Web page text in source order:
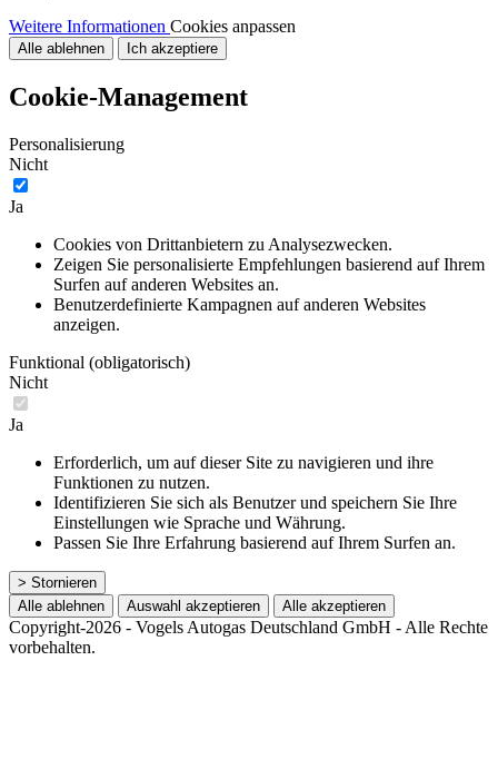
Weitere Informationen Cookies anpassen
Alle ablehnen Ich akzeptiere
Cookie-Management
Personalisierung
Nicht
Ja
Cookies von Drittanbietern zu Analysezwecken.
Zeigen Sie personalisierte Empfehlungen basierend auf Ihrem
Surfen auf anderen Websites an.
Benutzerdefinierte Kampagnen auf anderen Websites
anzeigen.
Funktional (obligatorisch)
Nicht
Ja
Erforderlich, um auf dieser Site zu navigieren und ihre
Funktionen zu nutzen.
Identifizieren Sie sich als Benutzer und speichern Sie Ihre
Einstellungen wie Sprache und Währung.
Passen Sie Ihre Erfahrung basierend auf Ihrem Surfen an.
> Stornieren
Alle ablehnen
Auswahl akzeptieren Alle akzeptieren
Copyright-2026 - Vogels Autogas Deutschland GmbH - Alle Rechte
vorbehalten.